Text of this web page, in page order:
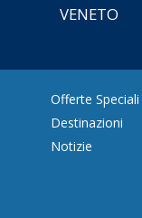
VENETO
Offerte Speciali
Destinazioni
Notizie